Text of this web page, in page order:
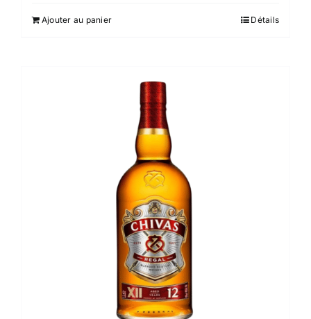
Ajouter au panier Détails